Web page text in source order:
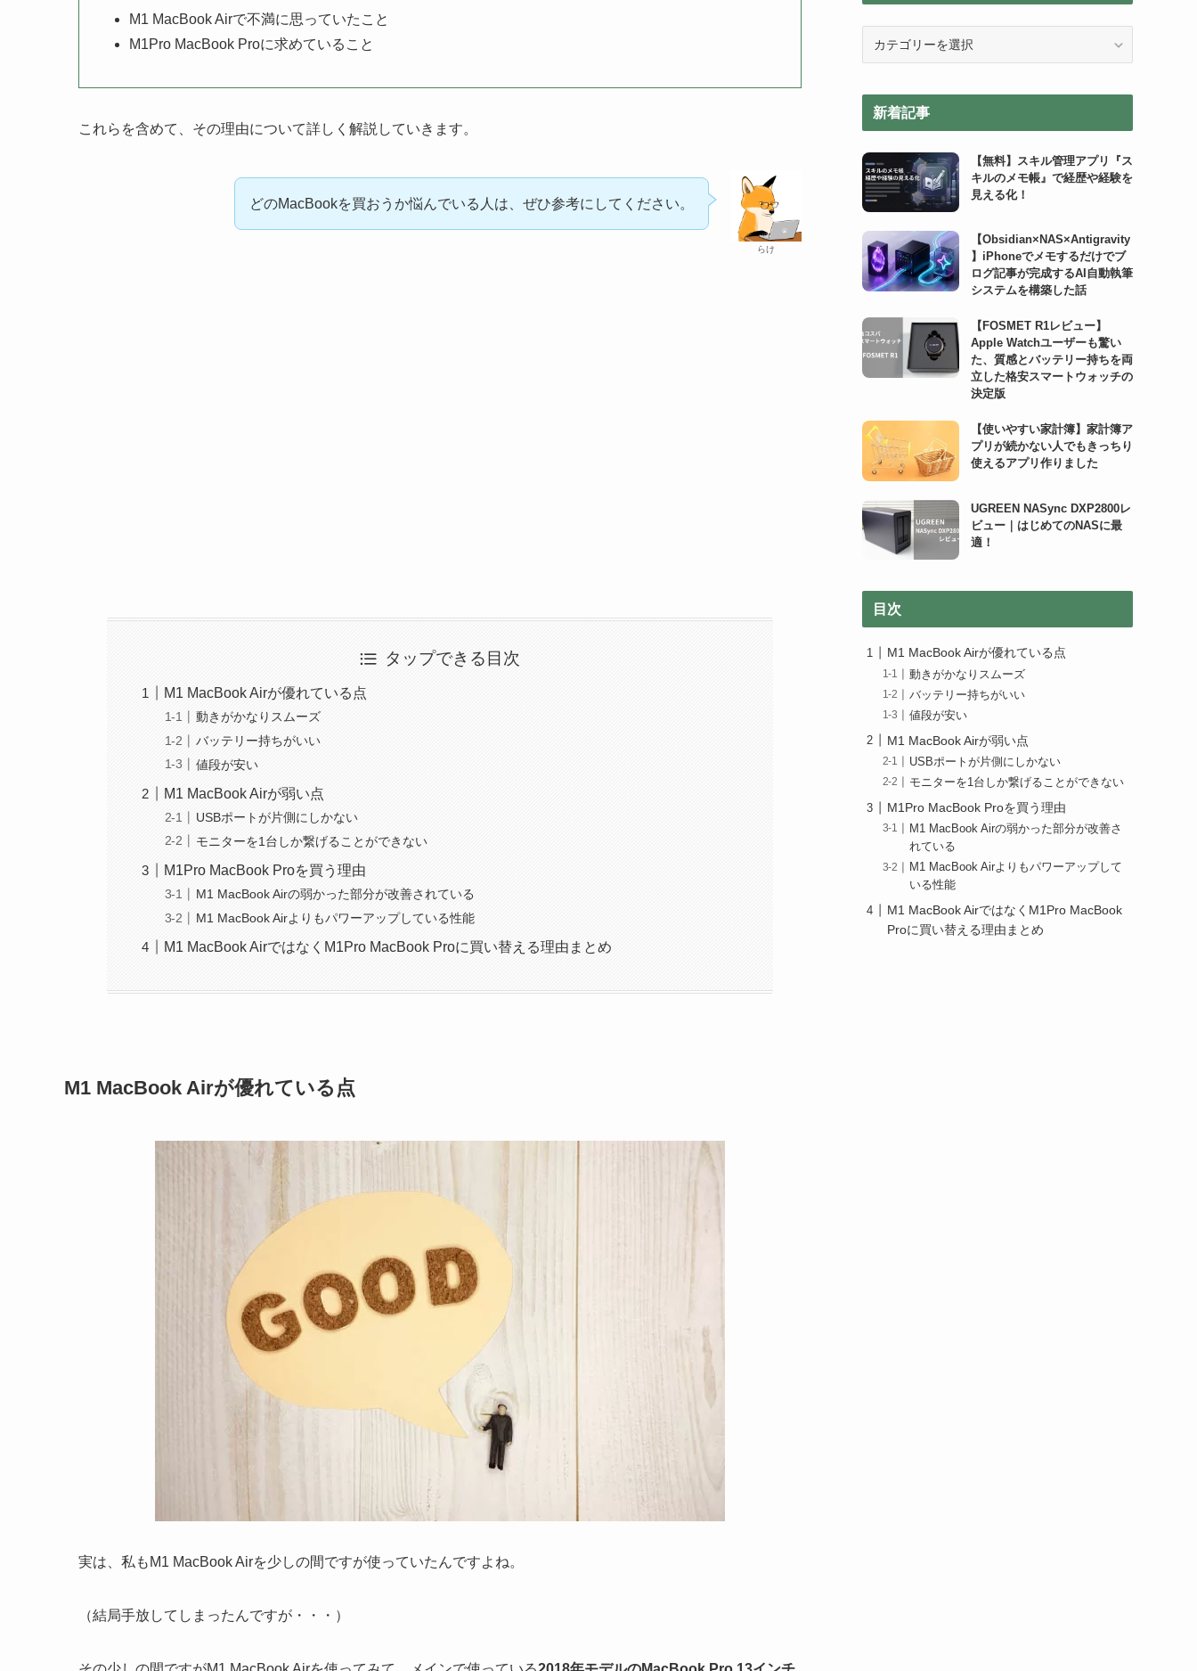
M1 MacBook Airで不満に思っていたこと
M1Pro MacBook Proに求めていること
これらを含めて、その理由について詳しく解説していきます。
らけ
どのMacBookを買おうか悩んでいる人は、ぜひ参考にしてください。
タップできる目次
M1 MacBook Airが優れている点
動きがかなりスムーズ
バッテリー持ちがいい
値段が安い
M1 MacBook Airが弱い点
USBポートが片側にしかない
モニターを1台しか繋げることができない
M1Pro MacBook Proを買う理由
M1 MacBook Airの弱かった部分が改善されている
M1 MacBook Airよりもパワーアップしている性能
M1 MacBook AirではなくM1Pro MacBook Proに買い替える理由まとめ
M1 MacBook Airが優れている点
実は、私もM1 MacBook Airを少しの間ですが使っていたんですよね。
（結局手放してしまったんですが・・・）
リ
新着記事
【無料】スキル管理アプリ『ス
キルのメモ帳』で経歴や経験を
見える化！
【Obsidian×NAS×Antigravity
】iPhoneでメモするだけでブ
ログ記事が完成するAI自動執筆
システムを構築した話
【FOSMET R1レビュー】
Apple Watchユーザーも驚い
た、質感とバッテリー持ちを両
立した格安スマートウォッチの
決定版
【使いやすい家計簿】家計簿ア
プリが続かない人でもきっちり
使えるアプリ作りました
UGREEN NASync DXP2800レ
ビュー｜はじめてのNASに最
適！
目次
M1 MacBook Airが優れている点
動きがかなりスムーズ
バッテリー持ちがいい
値段が安い
M1 MacBook Airが弱い点
USBポートが片側にしかない
モニターを1台しか繋げることができない
M1Pro MacBook Proを買う理由
M1 MacBook Airの弱かった部分が改善さ
れている
M1 MacBook Airよりもパワーアップして
いる性能
M1 MacBook AirではなくM1Pro MacBook
Proに買い替える理由まとめ